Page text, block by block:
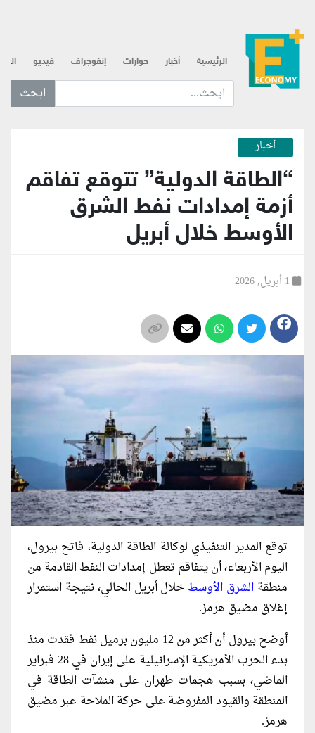
الرئيسية أخبار حوارات إنفوجراف فيديو
ابحث عن... :
أخبار
“الطاقة الدولية” تتوقع تفاقم
أزمة إمدادات نفط الشرق
الأوسط خلال أبريل
توقع المدير التنفيذي لوكالة الطاقة الدولية، فاتح بيرول،
اليوم الأربعاء، أن يتفاقم تعطل إمدادات النفط القادمة من
منطقة الشرق الأوسط خلال أبريل الحالي، نتيجة استمرار
إغلاق مضيق هرمز.
أوضح بيرول أن أكثر من 12 مليون برميل نفط فقدت منذ
بدء الحرب الأمريكية الإسرائيلية على إيران في 28 فبراير
الماضي، بسبب هجمات طهران على منشآت الطاقة في
المنطقة والقيود المفروضة على حركة الملاحة عبر مضيق
هرمز.